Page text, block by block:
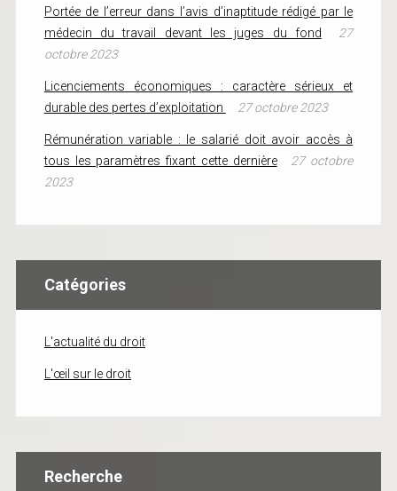
Portée de l’erreur dans l’avis d’inaptitude rédigé par le
médecin du travail devant les juges du fond
27
octobre 2023
Licenciements économiques : caractère sérieux et
durable des pertes d’exploitation
27 octobre 2023
Rémunération variable : le salarié doit avoir accès à
tous les paramètres fixant cette dernière
27 octobre
2023
Catégories
L'actualité du droit
L'œil sur le droit
Recherche